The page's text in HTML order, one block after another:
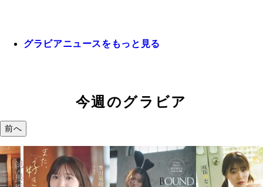
グラビアニュースをもっと見る
今週のグラビア
前へ